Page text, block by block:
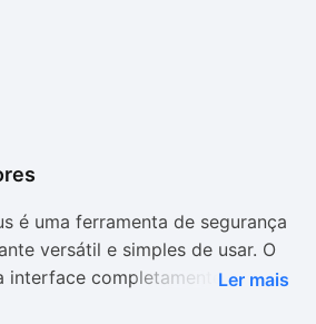
é uma ferramenta de segurança
versátil e simples de usar. O
interface completamente emLer mais